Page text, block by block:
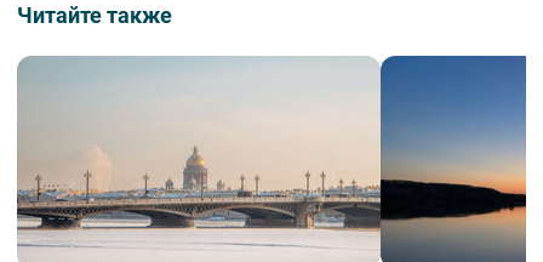
Читайте также